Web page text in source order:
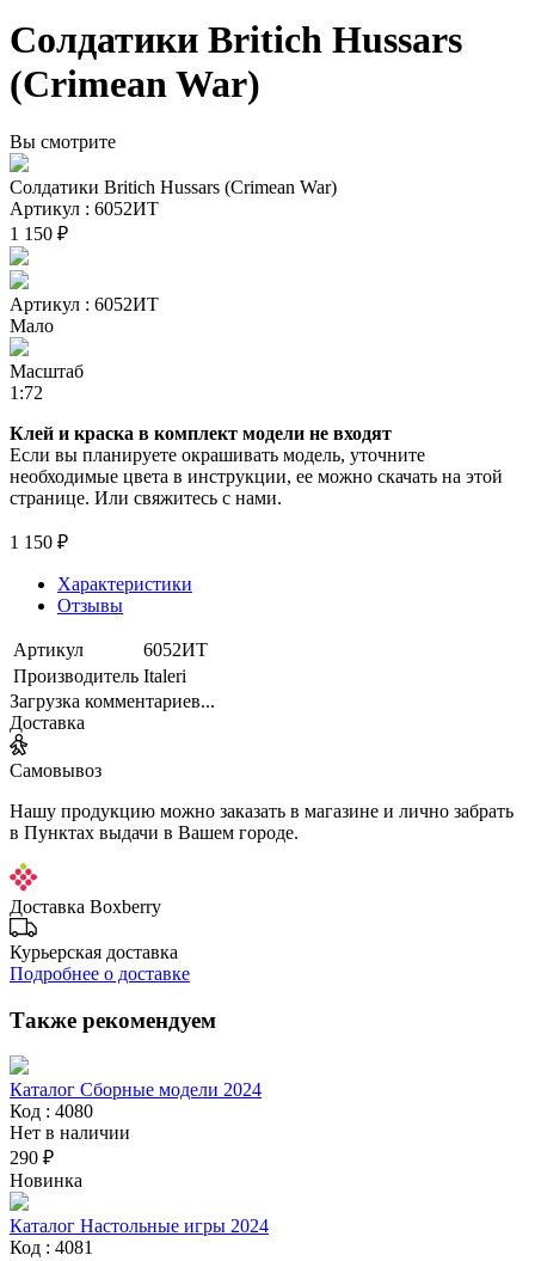
Солдатики Britich Hussars
(Crimean War)
Вы смотрите
Солдатики Britich Hussars (Crimean War)
Артикул : 6052ИТ
1 150 ₽
Артикул : 6052ИТ
Мало
Масштаб
1:72
Клей и краска в комплект модели не входят
Если вы планируете окрашивать модель, уточните
необходимые цвета в инструкции, ее можно скачать на этой
странице. Или свяжитесь с нами.
1 150 ₽
Характеристики
Отзывы
Артикул
6052ИТ
Производитель Italeri
Загрузка комментариев...
Доставка
Самовывоз
Нашу продукцию можно заказать в магазине и лично забрать
в Пунктах выдачи в Вашем городе.
Доставка Boxberry
Курьерская доставка
Подробнее о доставке
Также рекомендуем
Каталог Сборные модели 2024
Код : 4080
Нет в наличии
290 ₽
Новинка
Каталог Настольные игры 2024
Код : 4081